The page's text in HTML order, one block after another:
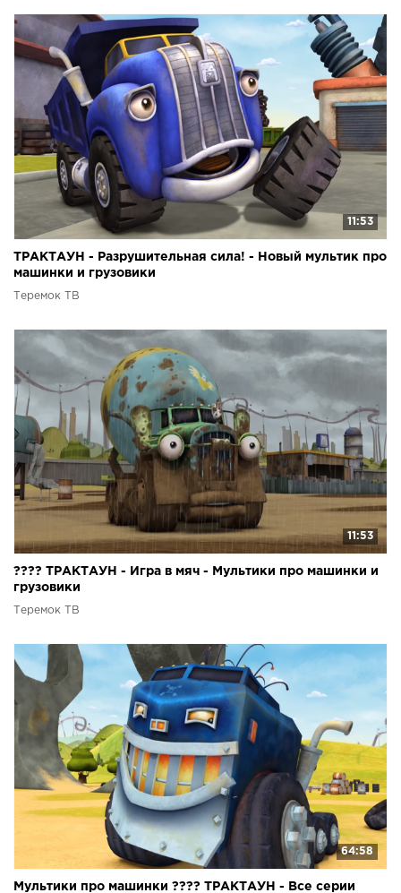
11:53
ТРАКТАУН - Разрушительная сила! - Новый мультик про
машинки и грузовики
Теремок ТВ
11:53
???? ТРАКТАУН - Игра в мяч - Мультики про машинки и
грузовики
Теремок ТВ
64:58
Мультики про машинки ???? ТРАКТАУН - Все серии